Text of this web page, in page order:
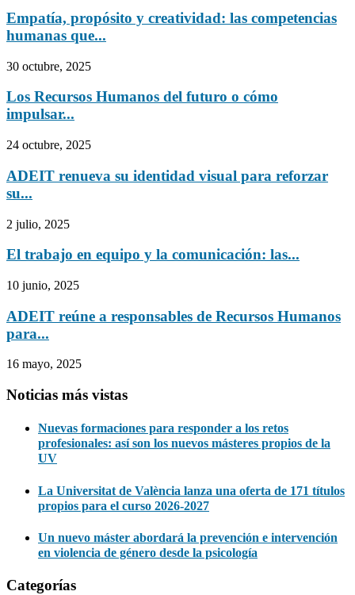
Empatía, propósito y creatividad: las competencias
humanas que...
30 octubre, 2025
Los Recursos Humanos del futuro o cómo
impulsar...
24 octubre, 2025
ADEIT renueva su identidad visual para reforzar
su...
2 julio, 2025
El trabajo en equipo y la comunicación: las...
10 junio, 2025
ADEIT reúne a responsables de Recursos Humanos
para...
16 mayo, 2025
Noticias más vistas
Nuevas formaciones para responder a los retos
profesionales: así son los nuevos másteres propios de la
UV
La Universitat de València lanza una oferta de 171 títulos
propios para el curso 2026-2027
Un nuevo máster abordará la prevención e intervención
en violencia de género desde la psicología
Categorías